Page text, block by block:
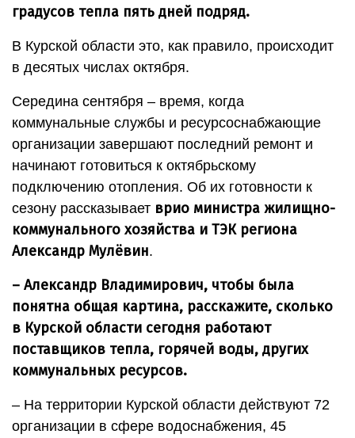
градусов тепла пять дней подряд.
В Курской области это, как правило, происходит
в десятых числах октября.
Середина сентября – время, когда
коммунальные службы и ресурсоснабжающие
организации завершают последний ремонт и
начинают готовиться к октябрьскому
подключению отопления. Об их готовности к
сезону рассказывает врио министра жилищно-
коммунального хозяйства и ТЭК региона
Александр Мулёвин.
– Александр Владимирович, чтобы была
понятна общая картина, расскажите, сколько
в Курской области сегодня работают
поставщиков тепла, горячей воды, других
коммунальных ресурсов.
– На территории Курской области действуют 72
организации в сфере водоснабжения, 45